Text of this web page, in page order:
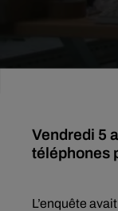
Vendredi 5
téléphones
L’enquête